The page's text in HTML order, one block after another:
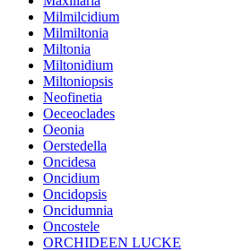
Milmilcidium
Milmiltonia
Miltonia
Miltonidium
Miltoniopsis
Neofinetia
Oeceoclades
Oeonia
Oerstedella
Oncidesa
Oncidium
Oncidopsis
Oncidumnia
Oncostele
ORCHIDEEN LUCKE